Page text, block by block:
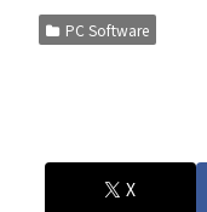
PC Software
X